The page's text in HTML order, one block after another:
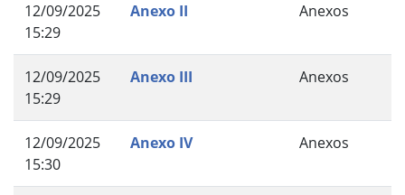
12/09/2025
15:29
Anexo II Anexos
12/09/2025
15:29
Anexo III Anexos
12/09/2025
15:30
Anexo IV Anexos